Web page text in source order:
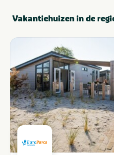
Vakantiehuizen in de